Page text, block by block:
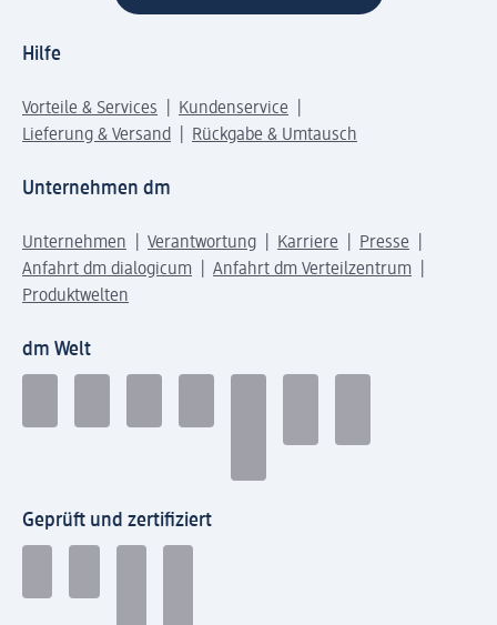
Hilfe
Vorteile & Services
Kundenservice
Lieferung & Versand
Rückgabe & Umtausch
Unternehmen dm
Unternehmen Verantwortung Karriere
Presse
Anfahrt dm dialogicum
Anfahrt dm Verteilzentrum
Produktwelten
dm Welt
Geprüft und zertifiziert